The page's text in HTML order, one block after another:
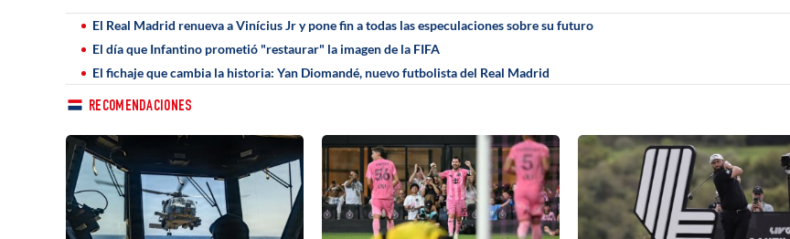
El Real Madrid renueva a Vinícius Jr y pone fin a todas las especulaciones sobre su futuro
El día que Infantino prometió "restaurar" la imagen de la FIFA
El fichaje que cambia la historia: Yan Diomandé, nuevo futbolista del Real Madrid
RECOMENDACIONES